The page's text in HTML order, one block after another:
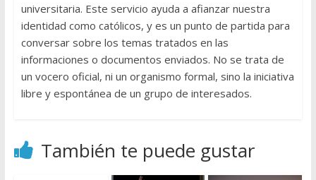
universitaria. Este servicio ayuda a afianzar nuestra
identidad como católicos, y es un punto de partida para
conversar sobre los temas tratados en las
informaciones o documentos enviados. No se trata de
un vocero oficial, ni un organismo formal, sino la iniciativa
libre y espontánea de un grupo de interesados.
También te puede gustar